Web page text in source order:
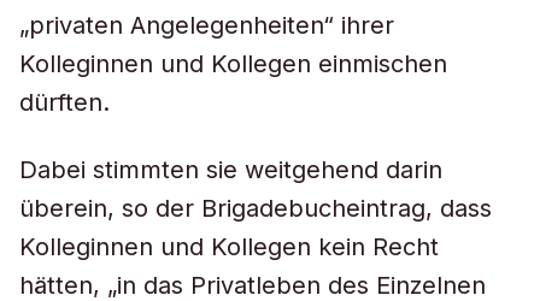
„privaten Angelegenheiten“ ihrer
Kolleginnen und Kollegen einmischen
dürften.
Dabei stimmten sie weitgehend darin
überein, so der Brigadebucheintrag, dass
Kolleginnen und Kollegen kein Recht
hätten, „in das Privatleben des Einzelnen